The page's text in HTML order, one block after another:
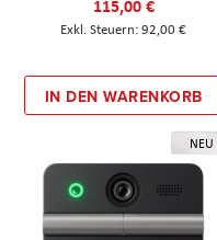
115,00 €
92,00 €
IN DEN WARENKORB
NEU